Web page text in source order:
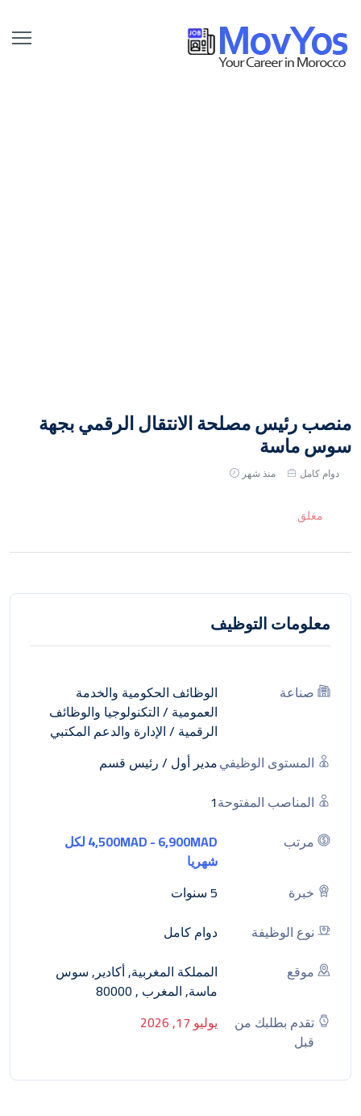
منصب رئيس مصلحة الانتقال الرقمي بجهة
سوس ماسة
دوام كامل منذ شهر
مغلق
معلومات التوظيف
صناعة
الوظائف الحكومية والخدمة
العمومية/التكنولوجيا والوظائف
الرقمية/الإدارة والدعم المكتبي
المستوى الوظيفيمدير أول / رئيس قسم
المناصب المفتوحة1
مرتب
4,500MAD - 6,900MAD لكل
شهريا
خبرة
5 سنوات
نوع الوظيفة
دوام كامل
موقع
المملكة المغربية, أكادير, سوس
ماسة, المغرب , 80000
تقدم بطلبك من
قبل
يوليو 17, 2026